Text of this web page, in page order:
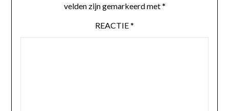
velden zijn gemarkeerd met*
REACTIE*